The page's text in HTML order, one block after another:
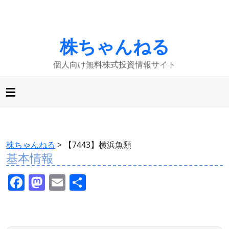
株ちゃんねる
個人向け無料株式投資情報サイト
株ちゃんねる > 【7443】横浜魚類
基本情報
F M E